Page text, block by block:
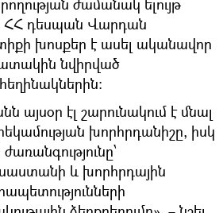
ժամանակ ելույթ
ՀՀ դեսպան Վարդան
խոսքեր է ասել ականավոր
նվիրված
այսօր էլ շարունակում է մնալ
խորհրդանիշը, իսկ
և խորհրդային